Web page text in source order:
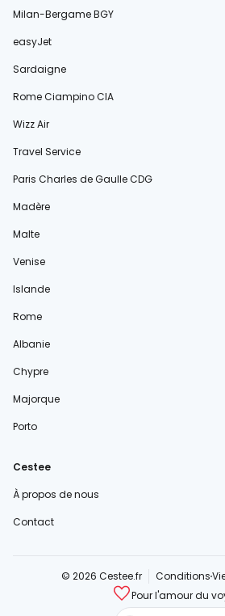
Milan-Bergame BGY
easyJet
Sardaigne
Rome Ciampino CIA
Wizz Air
Travel Service
Paris Charles de Gaulle CDG
Madère
Malte
Venise
Islande
Rome
Albanie
Chypre
Majorque
Porto
Cestee
À propos de nous
Contact
© 2026 Cestee.fr Conditions
Pour l'amour du
cestee.com